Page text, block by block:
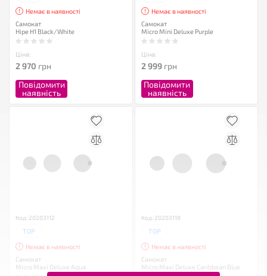
Немає в наявності
Самокат
Hipe H1 Black/White
Ціна:
2 970 грн
Повідомити
наявність
Немає в наявності
Самокат
Micro Mini Deluxe Purple
Ціна:
2 999грн
Повідомити
наявність
Код: 20203112
TOP
Немає в наявності
Самокат
Micro Maxi Deluxe Aqua
Код: 20203118
TOP
Немає в наявності
Самокат
Micro Maxi Deluxe Caribbean Blue